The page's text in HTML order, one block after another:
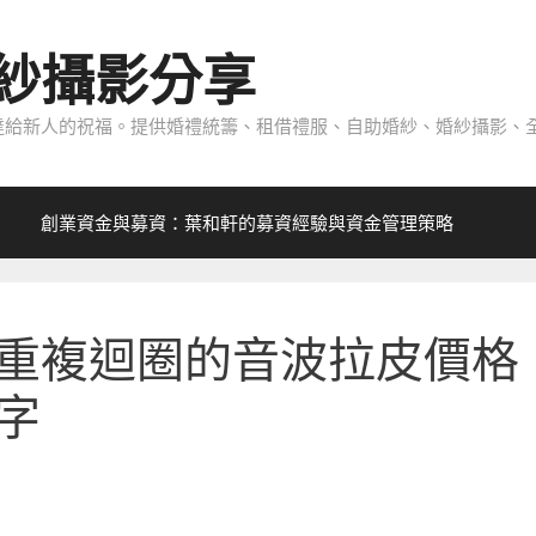
攝影分享
新人的祝福。提供婚禮統籌、租借禮服、自助婚紗、婚紗攝影、
創業資金與募資：葉和軒的募資經驗與資金管理策略
複迴圈的音波拉皮價格